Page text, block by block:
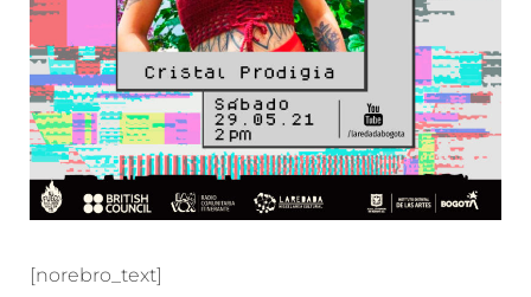
[norebro_text]